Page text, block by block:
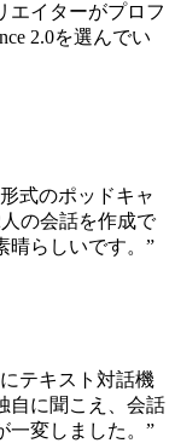
エイターがプロフ
2.0を選んでい
式のポッドキャ
の会話を作成で
らしいです。 ”
テキスト対話機
自に聞こえ、会話
変しました。 ”